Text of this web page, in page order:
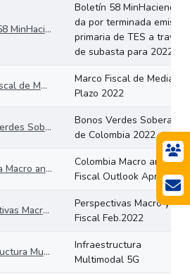
Boletín 58 MinHacienda da por terminada emisión primaria de TES a través de subasta para 2022
Boletín 58 MinHacienda
da por terminada emisión
primaria de TES a través
de subasta para 2022
Marco Fiscal de Mediano Plazo 2022
Marco Fiscal de Mediano
Plazo 2022
Bonos Verdes Soberanos de Colombia 2022
Bonos Verdes Soberanos
de Colombia 2022
Colombia Macro and Fiscal Outlook April 2022
Colombia Macro and
Fiscal Outlook April 2022
Perspectivas Macro y Fiscal Feb.2022
Perspectivas Macro y
Fiscal Feb.2022
Infraestructura Multimodal 5G
Infraestructura
Multimodal 5G